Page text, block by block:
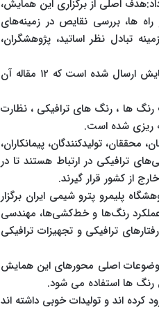
های ترافیکی درسال ۸۵ برگزار شد، ادامه داد:هدف اصلی از برگزاری این همایش،
ها، بررسی نقایص در زمینه‌های
تبادل نظر اساتید، پژوهشگران،
وی گفت: درچهارمین دوره ازبرگزاری این همایش، حدود ۸۰ مقاله به دبیرخانه همایش ارسال شده است که ۱۲ مقاله آن
رنگ ها ، رنگ های ترافیکی ، نظارت
ریزی شده است.
تولیدکنندگان،‌ پیمانکاران،
ترافیکی در ارتباط هستند تا در
از کشور قرار گیرند.
پلیمرو پترو شیمی ایران برگزار
رنگ‌ها و خط‌کشی‌ها، مهندسی
ترافیکی و تجهیزات ترافیکی
موضوعات اصلی محورهای این همایش
رنگ ها استفاده می شود.
کرده اند و تولیدات خوبی داشته اند